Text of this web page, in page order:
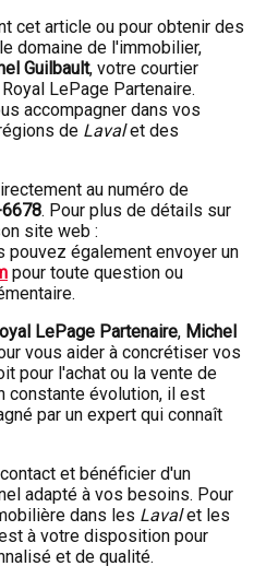
cet article ou pour obtenir des
domaine de l'immobilier,
Guilbault, votre courtier
LePage Partenaire.
accompagner dans vos
de Lavalet des
au numéro de
. Pour plus de détails sur
site web :
pouvez également envoyer un
pour toute question ou
LePage Partenaire, Michel
vous aider à concrétiser vos
pour l'achat ou la vente de
constante évolution, il est
par un expert qui connaît
et bénéficier d'un
adapté à vos besoins. Pour
dans les Lavalet les
à votre disposition pour
et de qualité.